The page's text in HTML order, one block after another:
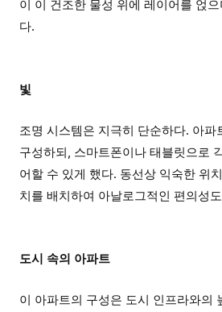
이 이 건조한 물성 위에 레이어를 얹
다.
빛
조명 시스템은 지극히 단순하다. 아파
구성하되, 스마트폰이나 태블릿으로
어할 수 있게 했다. 동선상 익숙한 위
치를 배치하여 아날로그적인 편의성
도시 속의 아파트
이 아파트의 구성은 도시 인프라와의